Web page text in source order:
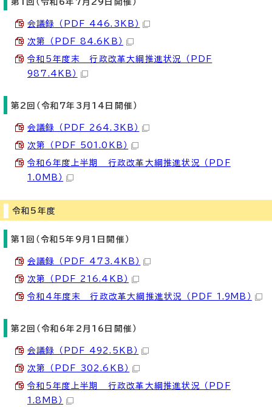
第1回（令和6年7月29日開催）
会議録 （PDF 446.3KB）
次第 （PDF 84.6KB）
令和5年度末 行政改革大綱推進状況 （PDF
987.4KB）
第2回（令和7年3月14日開催）
会議録 （PDF 264.3KB）
次第 （PDF 501.0KB）
令和6年度上半期 行政改革大綱推進状況 （PDF
1.0MB）
令和5年度
第1回（令和5年9月1日開催）
会議録 （PDF 473.4KB）
次第 （PDF 216.4KB）
令和4年度末 行政改革大綱推進状況 （PDF 1.9MB）
第2回（令和6年2月16日開催）
会議録 （PDF 492.5KB）
次第 （PDF 302.6KB）
令和5年度上半期 行政改革大綱推進状況 （PDF
1.8MB）